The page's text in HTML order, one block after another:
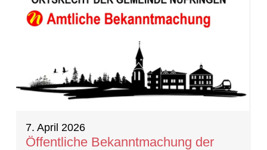
7. April 2026
Öffentliche Bekanntmachung der